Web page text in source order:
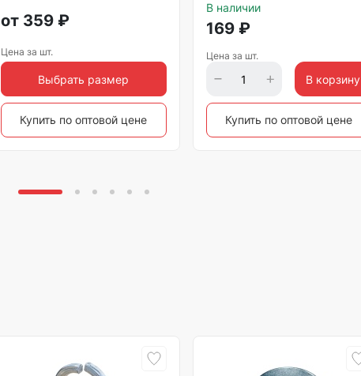
от 359 ₽
Цена за шт.
Выбрать размер
Купить по оптовой цене
В наличии
169₽
Цена за шт.
В корзину
Купить по оптовой цене